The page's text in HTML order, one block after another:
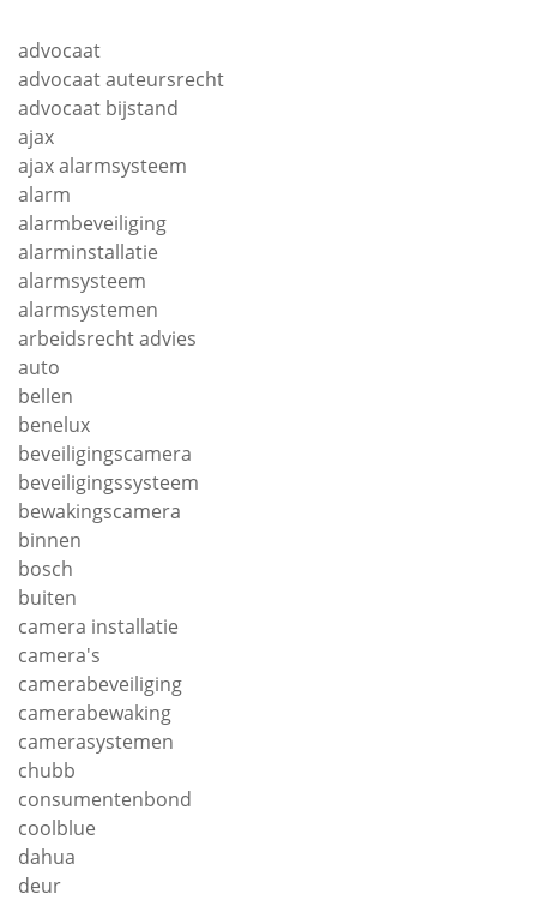
advocaat
advocaat auteursrecht
advocaat bijstand
ajax
ajax alarmsysteem
alarm
alarmbeveiliging
alarminstallatie
alarmsysteem
alarmsystemen
arbeidsrecht advies
auto
bellen
benelux
beveiligingscamera
beveiligingssysteem
bewakingscamera
binnen
bosch
buiten
camera installatie
camera's
camerabeveiliging
camerabewaking
camerasystemen
chubb
consumentenbond
coolblue
dahua
deur